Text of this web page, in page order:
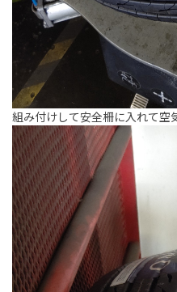
組み付けして安全柵に入れて空